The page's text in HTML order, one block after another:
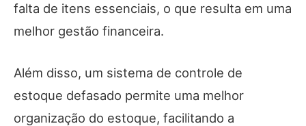
falta de itens essenciais, o que resulta em uma
melhor gestão financeira.
Além disso, um sistema de controle de
estoque defasado permite uma melhor
organização do estoque, facilitando a